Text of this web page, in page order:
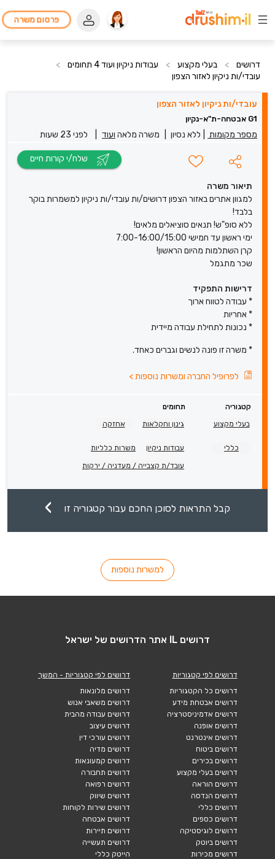
פרסום משרה
דרושים > בעלי מקצוע > עבודות ניקיון ועוד 4 תחומים
>
עובדי/ות ניקיון לאזור הצפון
עובדי/ות ניקיון לאזור הצפון
G1 אבטחה-ת"א-נקיון
מספר מקומות ללא נסיון משרה מלאה ועוד לפני 23 שעות
תיאור משרה
למגוון אתרים באזור הצפון דרושים/ות עובדי/ות ניקיון למשמרות בוקר
בלבד!
ללא סופ"ש! תנאים סוציאלים מלאים!
ימי ראשון עד חמישי 7:00-16:00/15:00
קרן השתלמות מהיום הראשון!
שכר מתגמל
דרישות התפקיד
* עבודה לטווח ארוך
* אחריות
* נכונות לתחילת עבודה מיידית
* משרה זו פונה לנשים וגברים כאחד.
לפרופיל החברה ומשרות נוספות>
קטגוריה
תחומים
בעלי מקצוע
גינון וחקלאות אחזקה
כללי עבודות ניקיון משרות כלליות
עובד/ת קצבייה / מעדניה / ירקות
קבל התראות לסוכן החכם עבור קטגוריה זו
למשרות נוספות
דרושים IL אתר הדרושים של ישראל
דרושים לפי קטגוריות
דרושים כל הקטגוריות
דרושים אבטחת מידע
דרושים אדמיניסטרציה
דרושים אופנה
דרושים אינטרנט
דרושים ביטוח
דרושים בכירים
דרושים בעלי מקצוע
דרושים הוראה
דרושים הנדסה
דרושים כללי
דרושים כספים
דרושים לוגיסטיקה
דרושים ביוטק
דרושים מכירות
דרושים לפי קטגוריות - המשך
דרושים מלונאות
דרושים משאבי אנוש
דרושים עבודה מהבית
דרושים עיצוב
דרושים עורכי דין
דרושים מדיה
דרושים קמעונאות
דרושים תחבורה
דרושים רפואה
דרושים שיווק
דרושים שירות לקוחות
דרושים אבטחה
דרושים תיירות
דרושים תעשייה
הייטק כללי